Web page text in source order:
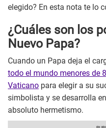
elegido? En esta nota te lo
¿Cuáles son los
Nuevo Papa?
Cuando un Papa deja el
todo el mundo menores de
Vaticano para elegir a su
simbolista y se desarrolla
absoluto hermetismo.